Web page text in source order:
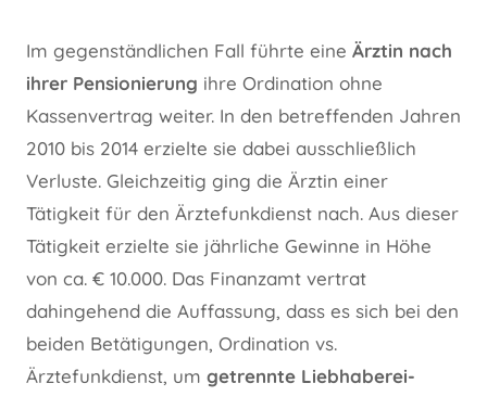
Im gegenständlichen Fall führte eine Ärztin nach
ihrer Pensionierung ihre Ordination ohne
Kassenvertrag weiter. In den betreffenden Jahren
2010 bis 2014 erzielte sie dabei ausschließlich
Verluste. Gleichzeitig ging die Ärztin einer
Tätigkeit für den Ärztefunkdienst nach. Aus dieser
Tätigkeit erzielte sie jährliche Gewinne in Höhe
von ca. € 10.000. Das Finanzamt vertrat
dahingehend die Auffassung, dass es sich bei den
beiden Betätigungen, Ordination vs.
Ärztefunkdienst, um getrennte Liebhaberei-